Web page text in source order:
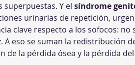
superpuestas. Y el síndrome
urinarias de repetición,
clave respecto a los sofocos: no
eso se suman la redistribución
de la pérdida ósea y la pérdida